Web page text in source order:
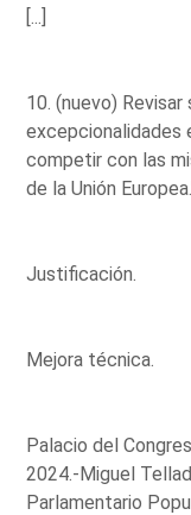
[...]
10. (nuevo)
excepcionalidades
competir con las
de la Unión
Justificación.
Mejora técnica.
Palacio del
2024.-Miguel
Parlamentario